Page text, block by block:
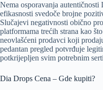
Nema osporavanja
efikasnosti svedoče brojne
Slučajevi negativnosti obično
platformama trećih strana kao
neovlašćeni prodavci koji
pedantan pregled potvrđuje
potkrijepljen svim potrebnim
Dia Drops Cena – Gde kupiti?